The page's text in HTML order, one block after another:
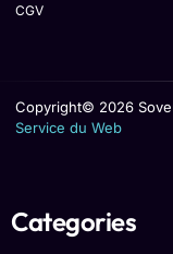
CGV
Copyright© 2026
Service du Web
Categories